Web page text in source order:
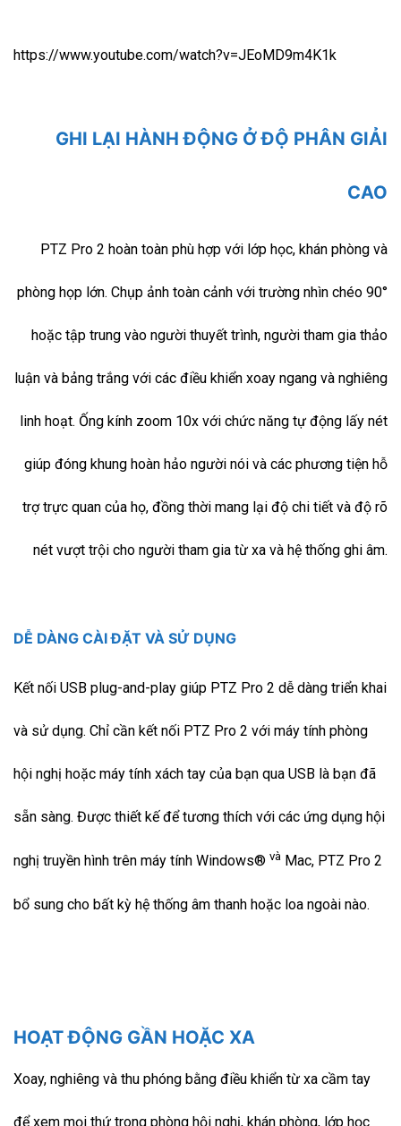
https://www.youtube.com/watch?v=JEoMD9m4K1k
GHI LẠI HÀNH ĐỘNG Ở ĐỘ PHÂN GIẢI
CAO
PTZ Pro 2 hoàn toàn phù hợp với lớp học, khán phòng và
phòng họp lớn. Chụp ảnh toàn cảnh với trường nhìn chéo 90°
hoặc tập trung vào người thuyết trình, người tham gia thảo
luận và bảng trắng với các điều khiển xoay ngang và nghiêng
linh hoạt. Ống kính zoom 10x với chức năng tự động lấy nét
giúp đóng khung hoàn hảo người nói và các phương tiện hỗ
trợ trực quan của họ, đồng thời mang lại độ chi tiết và độ rõ
nét vượt trội cho người tham gia từ xa và hệ thống ghi âm.
DỄ DÀNG CÀI ĐẶT VÀ SỬ DỤNG
Kết nối USB plug-and-play giúp PTZ Pro 2 dễ dàng triển khai
và sử dụng. Chỉ cần kết nối PTZ Pro 2 với máy tính phòng
hội nghị hoặc máy tính xách tay của bạn qua USB là bạn đã
sẵn sàng. Được thiết kế để tương thích với các ứng dụng hội
nghị truyền hình trên máy tính Windows® và Mac, PTZ Pro 2
bổ sung cho bất kỳ hệ thống âm thanh hoặc loa ngoài nào.
HOẠT ĐỘNG GẦN HOẶC XA
Xoay, nghiêng và thu phóng bằng điều khiển từ xa cầm tay
để xem mọi thứ trong phòng hội nghị, khán phòng, lớp học